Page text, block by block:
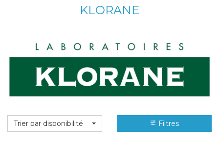
KLORANE
Trier par disponibilité Filtres